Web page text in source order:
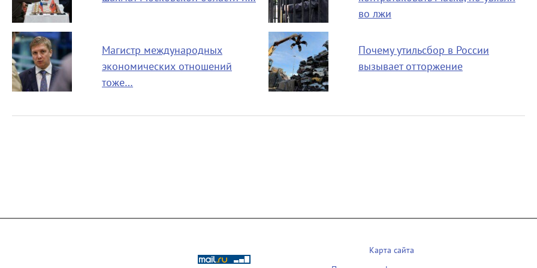
во лжи
Магистр международных
экономических отношений
тоже…
Почему утильсбор в России
вызывает отторжение
Карта сайта